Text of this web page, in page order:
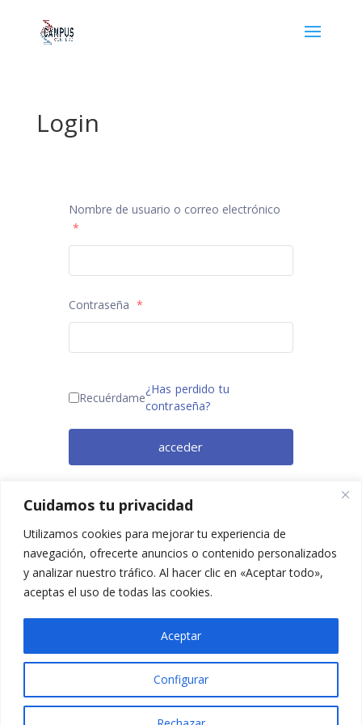
Cuidamos tu privacidad
Utilizamos cookies para mejorar tu experiencia de
navegación, ofrecerte anuncios o contenido personalizados
y analizar nuestro tráfico. Al hacer clic en «Aceptar todo»,
aceptas el uso de todas las cookies.
Configurar
Aceptar
Login
Nombre de usuario o correo electrónico
*
Contraseña *
Recuérdame
¿Has perdido tu
contraseña?
acceder
ahora.
2025 © Confesq |Política de cookies|Política de